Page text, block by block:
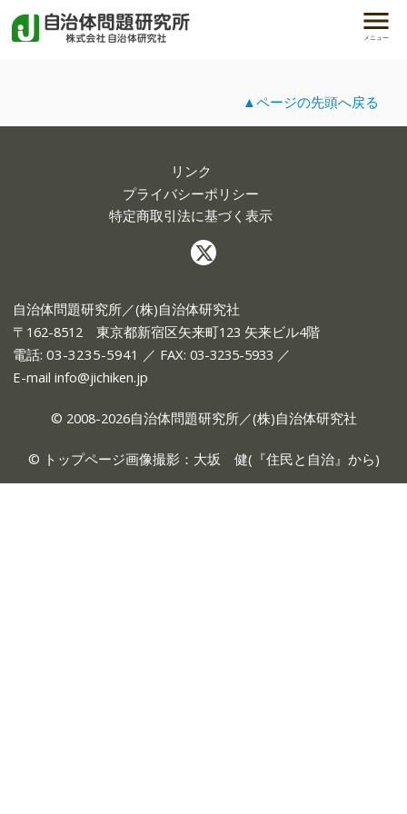
メニュー
▲ページの先頭へ戻る
リンク
プライバシーポリシー
特定商取引法に基づく表示
自治体問題研究所／(株)自治体研究社
〒162-8512 東京都新宿区矢来町123 矢来ビル4階
電話: 03-3235-5941 ／ FAX: 03-3235-5933 ／
E-mail info@jichiken.jp
© 2008-2026自治体問題研究所／(株)自治体研究社
© トップページ画像撮影：大坂 健(『住民と自治』から)